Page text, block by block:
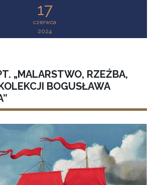
17
czerwca
2024
„MALARSTWO, RZEŹBA,
BOGUSŁAWA